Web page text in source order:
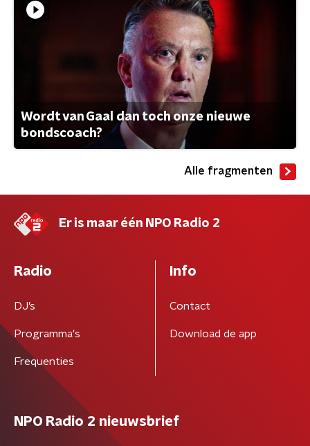
Wordt van Gaal dan toch onze nieuwe
bondscoach?
Alle fragmenten
Er is maar één NPO Radio 2
Radio
DJ’s
Programma's
Frequenties
Info
Contact
Download de app
NPO Radio 2 nieuwsbrief